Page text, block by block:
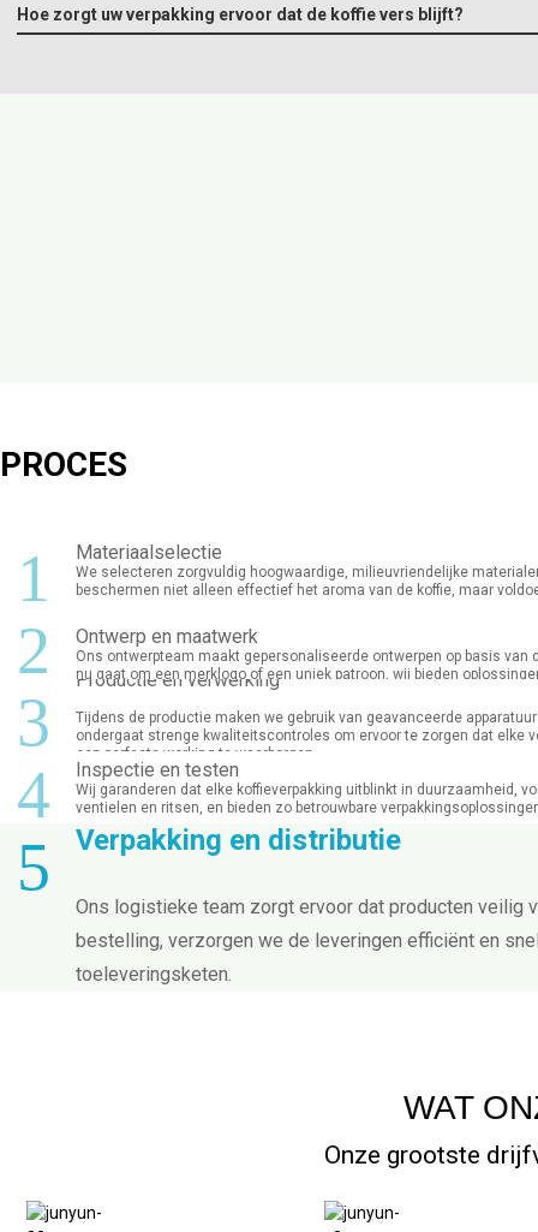
Hoe zorgt uw verpakking ervoor dat de koffie vers blijft?
PROCES
1 Materiaalselectie
We selecteren zorgvuldig hoogwaardige, milieuvriendelijke
beschermen niet alleen effectief het aroma van de koffie, maar
2 Ontwerp en maatwerk
Ons ontwerpteam maakt gepersonaliseerde ontwerpen op basis
nu gaat om een ​​merklogo of een uniek patroon, wij bieden
3
Productie en verwerking
Tijdens de productie maken we gebruik van geavanceerde
ondergaat strenge kwaliteitscontroles om ervoor te zorgen dat elke
een ​​perfecte werking te waarborgen.
4 Inspectie en testen
Wij garanderen dat elke koffieverpakking uitblinkt in duurzaamheid,
ventielen en ritsen, en bieden zo betrouwbare
5 Verpakking en distributie
Ons logistieke team zorgt ervoor dat producten veilig
bestelling, verzorgen we de leveringen efficiënt en
toeleveringsketen.
WAT
Onze grootste